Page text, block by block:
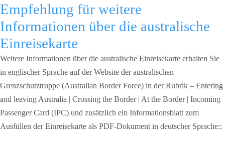
Empfehlung für weitere
Informationen über die australische
Einreisekarte
Weitere Informationen über die australische Einreisekarte erhalten Sie
in englischer Sprache auf der Website der australischen
Grenzschutztruppe (Australian Border Force) in der Rubrik – Entering
and leaving Australia | Crossing the Border | At the Border | Incoming
Passenger Card (IPC) und zusätzlich ein Informationsblatt zum
Ausfüllen der Einreisekarte als PDF-Dokument in deutscher Sprache::